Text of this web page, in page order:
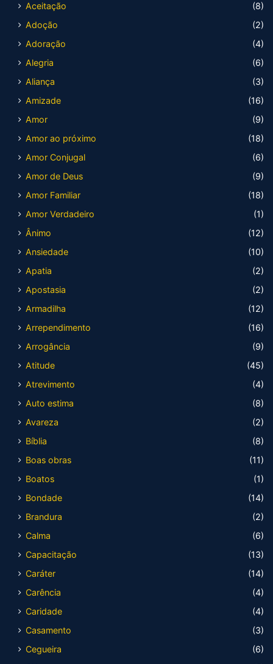
Aceitação
(8)
Adoção
(2)
Adoração
(4)
Alegria
(6)
Aliança
(3)
Amizade
(16)
Amor
(9)
Amor ao próximo
(18)
Amor Conjugal
(6)
Amor de Deus
(9)
Amor Familiar
(18)
Amor Verdadeiro
(1)
Ânimo
(12)
Ansiedade
(10)
Apatia
(2)
Apostasia
(2)
Armadilha
(12)
Arrependimento
(16)
Arrogância
(9)
Atitude
(45)
Atrevimento
(4)
Auto estima
(8)
Avareza
(2)
Bíblia
(8)
Boas obras
(11)
Boatos
(1)
Bondade
(14)
Brandura
(2)
Calma
(6)
Capacitação
(13)
Caráter
(14)
Carência
(4)
Caridade
(4)
Casamento
(3)
Cegueira
(6)